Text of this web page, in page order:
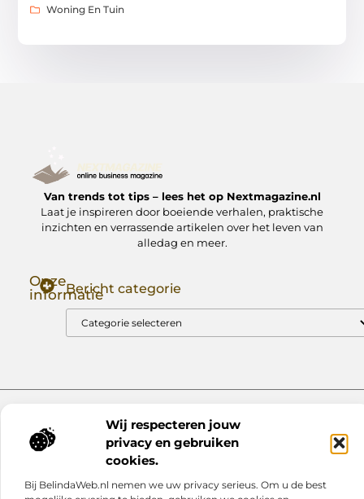
Wij respecteren jouw
privacy en gebruiken
cookies.
Bij BelindaWeb.nl nemen we uw privacy serieus. Om u de best
Woning En Tuin
Van trends tot tips – lees het op Nextmagazine.nl
Laat je inspireren door boeiende verhalen, praktische
inzichten en verrassende artikelen over het leven van
alledag en meer.
Onze
informatieBericht categorie
@2025 www.nextmagazine.nl. All Right Reserved.